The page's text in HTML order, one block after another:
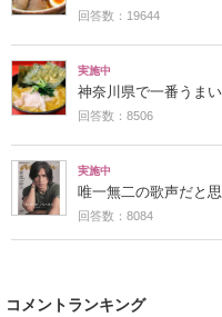
回答数：19644
実施中
神奈川県で一番うま
回答数：8506
実施中
唯一無二の歌声だと
回答数：8084
コメントランキング